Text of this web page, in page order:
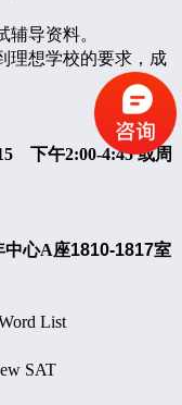
辅导资料。
理想学校的要求，成
下午2:00-4:45或周
中心A座1810-1817室
List
SAT